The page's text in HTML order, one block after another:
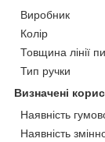
Виробник
Колір
Товщина лінії
Тип ручки
Визначені
Наявність
Наявність